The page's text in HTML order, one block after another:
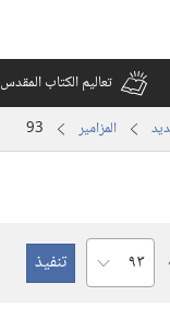
تعاليم الكتاب المقدس
المزامير 93
الفصل